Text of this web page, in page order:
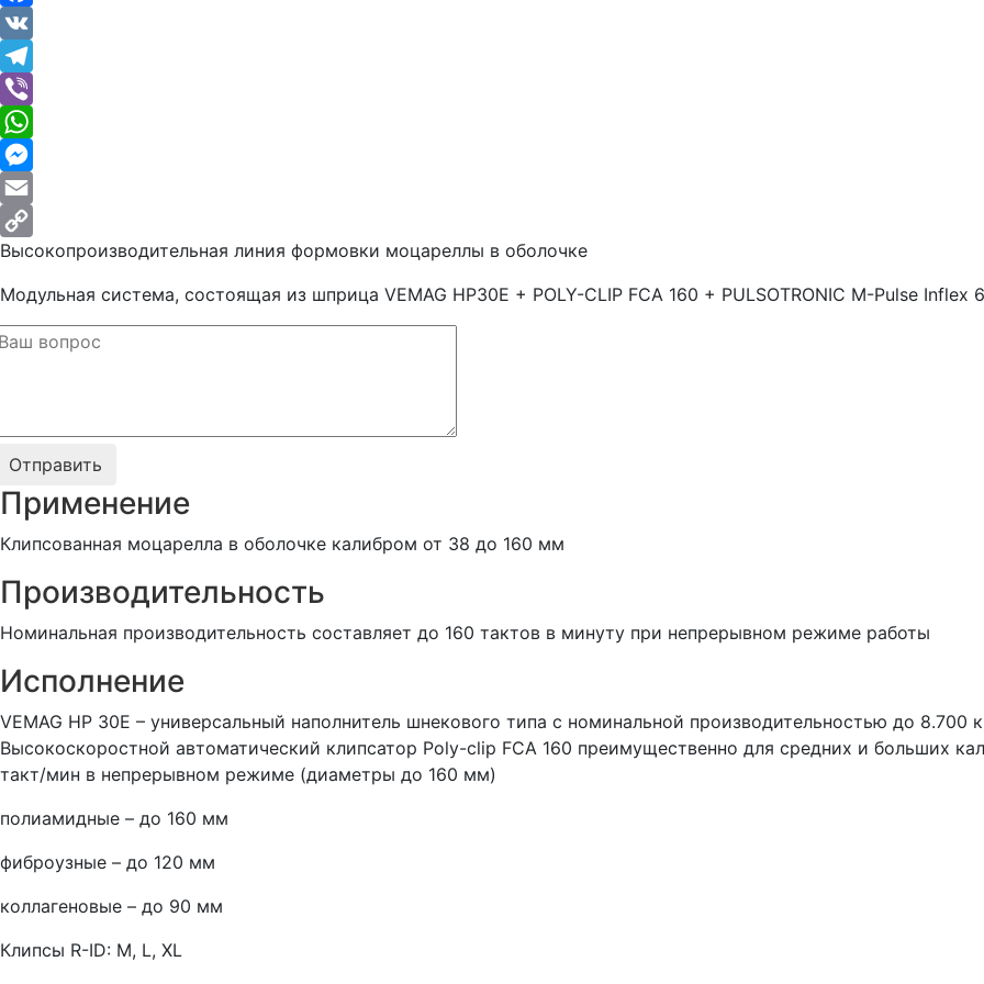
Facebook
VK
Telegram
Viber
WhatsApp
Messenger
Email
Copy
Link
Высокопроизводительная линия формовки моцареллы в оболочке
Модульная система, состоящая из шприца VEMAG HP30E + POLY-CLIP FCA 160 + PULSOTRONIC M-Pulse Inflex
Применение
Клипсованная моцарелла в оболочке калибром от 38 до 160 мм
Производительность
Номинальная производительность составляет до 160 тактов в минуту при непрерывном режиме работы
Исполнение
VEMAG HP 30E – универсальный наполнитель шнекового типа с номинальной производительностью до 8.700
Высокоскоростной автоматический клипсатор Poly-clip FCA 160 преимущественно для средних и больших
такт/мин в непрерывном режиме (диаметры до 160 мм)
полиамидные – до 160 мм
фиброузные – до 120 мм
коллагеновые – до 90 мм
Клипсы R-ID: M, L, XL